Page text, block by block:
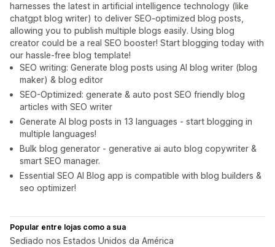
harnesses the latest in artificial intelligence technology (like
chatgpt blog writer) to deliver SEO-optimized blog posts,
allowing you to publish multiple blogs easily. Using blog
creator could be a real SEO booster! Start blogging today with
our hassle-free blog template!
SEO writing: Generate blog posts using AI blog writer (blog
maker) & blog editor
SEO-Optimized: generate & auto post SEO friendly blog
articles with SEO writer
Generate AI blog posts in 13 languages - start blogging in
multiple languages!
Bulk blog generator - generative ai auto blog copywriter &
smart SEO manager.
Essential SEO AI Blog app is compatible with blog builders &
seo optimizer!
Popular entre lojas como a sua
Sediado nos Estados Unidos da América